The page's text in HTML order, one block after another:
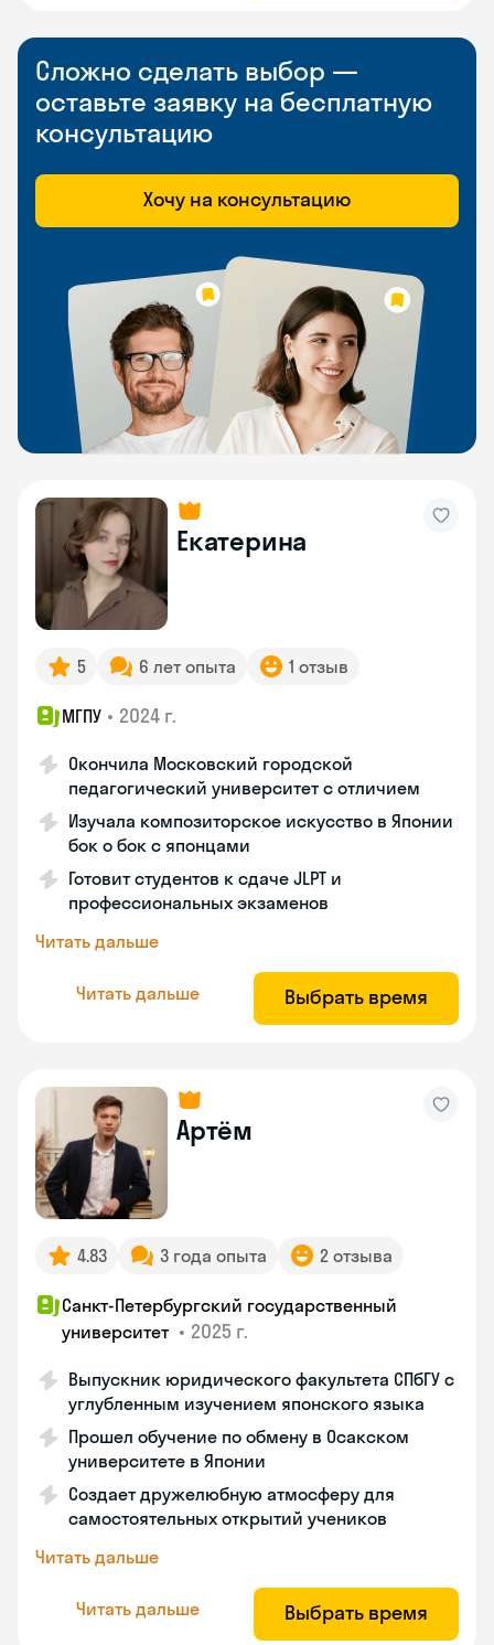
Сложно сделать выбор —
оставьте заявку на бесплатную
консультацию
Хочу на консультацию
Екатерина
5 6 лет опыта 1 отзыв
МГПУ • 2024 г.
Окончила Московский городской
педагогический университет с отличием
Изучала композиторское искусство в Японии
бок о бок с японцами
Готовит студентов к сдаче JLPT и
профессиональных экзаменов
Читать дальше
Читать дальше Выбрать время
Артём
4.83 3 года опыта 2 отзыва
Санкт-Петербургский государственный
университет • 2025 г.
Выпускник юридического факультета СПбГУ с
углубленным изучением японского языка
Прошел обучение по обмену в Осакском
университете в Японии
Создает дружелюбную атмосферу для
самостоятельных открытий учеников
Читать дальше
Читать дальше Выбрать время